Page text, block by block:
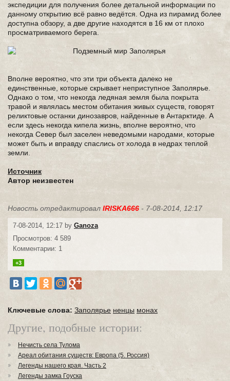
экспедиции для получения более детальной информации по
данному открытию всё равно ведётся. Одна из пирамид более
доступна обзору, а две другие находятся в 16 км от плохо
просматриваемого берега.
Вполне вероятно, что эти три объекта далеко не
единственные, которые скрывает неприступное Заполярье.
Однако о том, что некогда ледяная земля была покрыта
травой и являлась местом обитания живых существ, говорят
реликтовые останки динозавров, найденные в Антарктиде. А
если здесь некогда кипела жизнь, вполне вероятно, что
некогда Север был заселен неведомыми народами, которые
может быть и вправду спаслись от холода в недрах теплой
земли.
Источник
Автор неизвестен
Новость отредактировал IRISKA666 - 7-08-2014, 12:17
7-08-2014, 12:17 by Ganoza
Просмотров: 4 589
Комментарии: 1
+3
Ключевые слова: Заполярье ненцы монах
Другие, подобные истории:
Нечисть села Тулома
Ареал обитания существ: Европа (5. Россия)
Легенды нашего края. Часть 2
Легенды замка Гоуска